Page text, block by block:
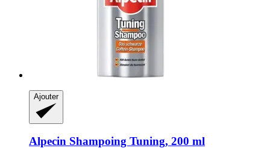
Ajouter
Alpecin Shampoing Tuning, 200 ml